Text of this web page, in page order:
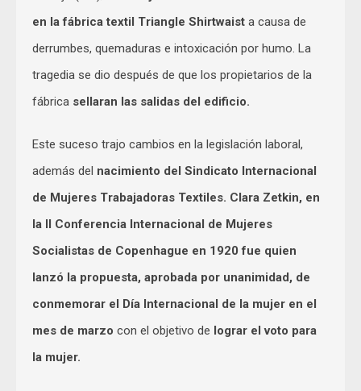
en la fábrica textil Triangle Shirtwaist a causa de
derrumbes, quemaduras e intoxicación por humo. La
tragedia se dio después de que los propietarios de la
fábrica sellaran las salidas del edificio.
Este suceso trajo cambios en la legislación laboral,
además del nacimiento del Sindicato Internacional
de Mujeres Trabajadoras Textiles. Clara Zetkin, en
la II Conferencia Internacional de Mujeres
Socialistas de Copenhague en 1920 fue quien
lanzó la propuesta, aprobada por unanimidad, de
conmemorar el Día Internacional de la mujer en el
mes de marzo con el objetivo de lograr el voto para
la mujer.